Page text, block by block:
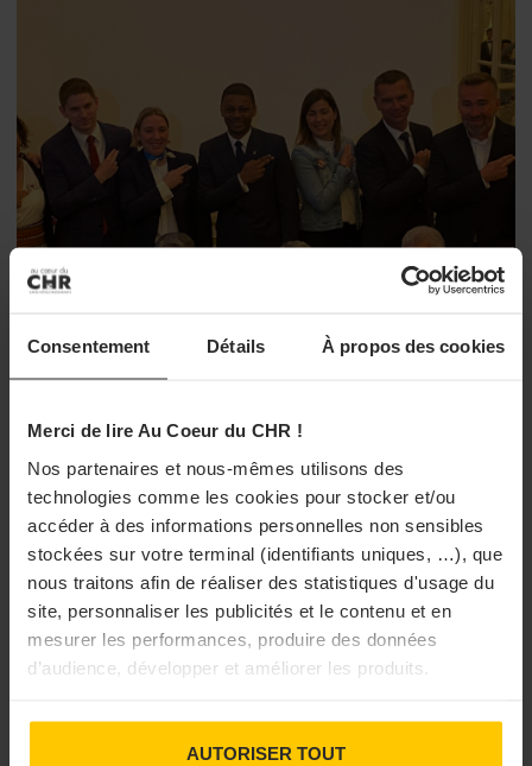
Consentement Détails À propos des cookies
Merci de lire Au Coeur du CHR !
Nos partenaires et nous-mêmes utilisons des
technologies comme les cookies pour stocker et/ou
accéder à des informations personnelles non sensibles
stockées sur votre terminal (identifiants uniques, …), que
nous traitons afin de réaliser des statistiques d'usage du
site, personnaliser les publicités et le contenu et en
mesurer les performances, produire des données
d’audience, développer et améliorer les produits.
AUTORISER TOUT
Le Trophée du Maître d’Hôtel 2022 se
déroulera à Lyon
Lyon va accueillir les épreuves du Trophée du Maître d'Hôtel
2022. Cette quatrième édition, la première en province verra
les concurrents, venus de tout établissement, s'affronter dans
plusieurs ateliers autour des arts du service. La demi-finale ...
10/05/2022 à 14h18